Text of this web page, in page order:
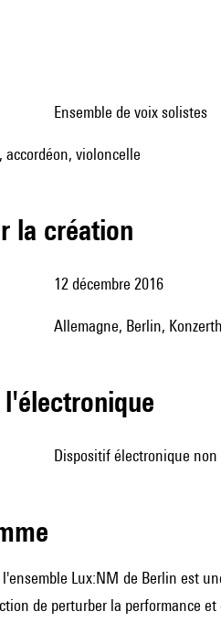
ensemble de voix solistes
violoncelle
la création
12 décembre 2016
Allemagne, Berlin,
dispositif électronique
l'ensemble Lux:NM de Berlin est
de perturber la performance